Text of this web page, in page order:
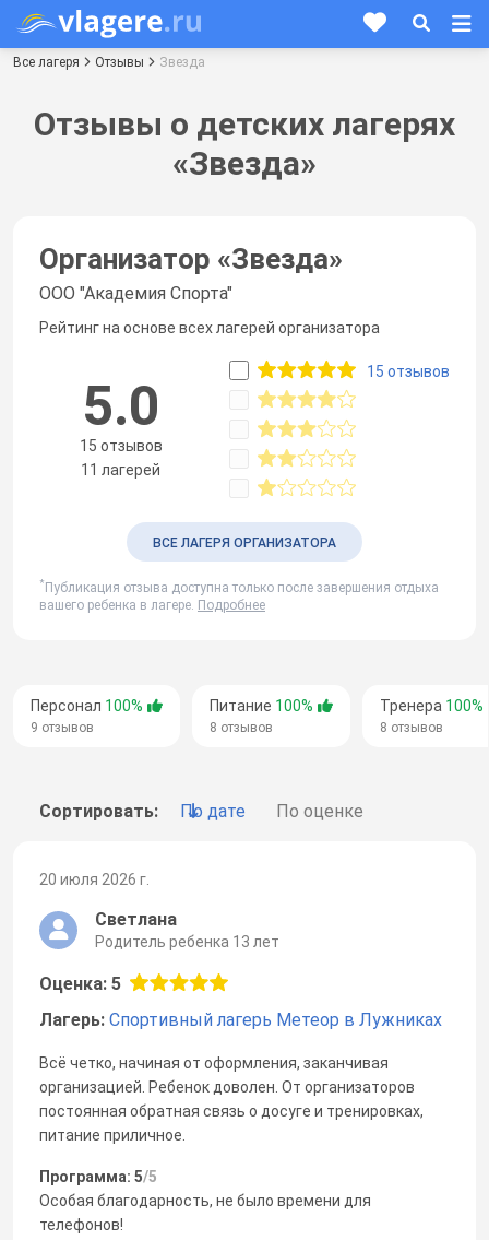
Все лагеря Отзывы Звезда
Отзывы о детских лагерях
«Звезда»
Персонал 100%
9 отзывов
Питание 100%
8 отзывов
Тренера 100%
8 отзывов
Сортировать: По дате По оценке
20 июля 2026 г.
Светлана
Родитель ребенка 13 лет
Оценка: 5
Лагерь: Спортивный лагерь Метеор в Лужниках
Всё четко, начиная от оформления, заканчивая
организацией. Ребенок доволен. От организаторов
постоянная обратная связь о досуге и тренировках,
питание приличное.
Программа: 5/5
Особая благодарность, не было времени для
телефонов!
Организатор «Звезда»
ООО "Академия Спорта"
Рейтинг на основе всех лагерей организатора
5.0
15 отзывов
11 лагерей
15 отзывов
ВСЕ ЛАГЕРЯ ОРГАНИЗАТОРА
* Публикация отзыва доступна только после завершения отдыха
вашего ребенка в лагере. Подробнее